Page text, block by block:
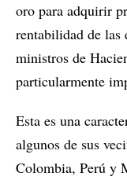
oro para adquirir
rentabilidad de las
ministros de
particularmente
Esta es una
algunos de sus
Colombia, Perú y